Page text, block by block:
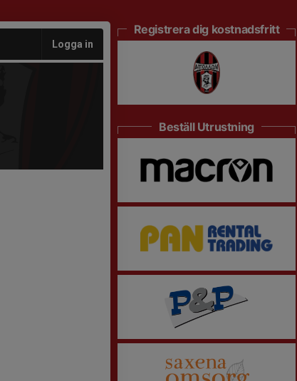
Logga in
Registrera dig kostnadsfritt
Beställ Utrustning